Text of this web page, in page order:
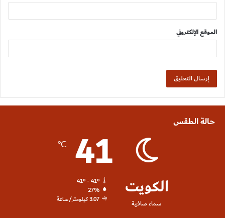
الموقع الإلكتروني
حالة الطقس
الكويت
سماء صافية
41
℃
41º - 41º
27%
3.07 كيلومتر/ساعة